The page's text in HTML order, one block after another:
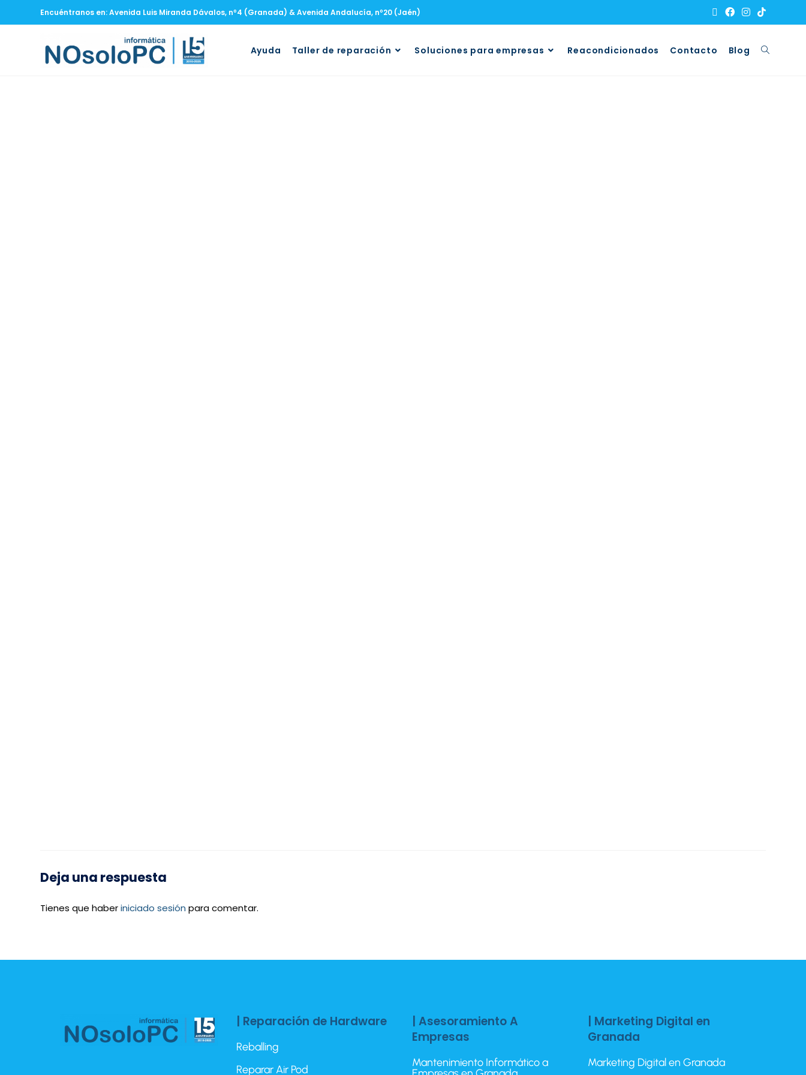
Encuéntranos en: Avenida Luis Miranda Dávalos, nº4 (Granada) & Avenida Andalucía, nº20 (Jaén)
Ayuda Taller de reparación Soluciones para empresas Reacondicionados Contacto Blog
Deja una respuesta
Tienes que haberiniciado sesión para comentar.
| Reparación de Hardware
Reballing
Reparar Air Pod
| Asesoramiento A
Empresas
Mantenimiento Informático a
| Marketing Digital en
Granada
Marketing Digital en Granada